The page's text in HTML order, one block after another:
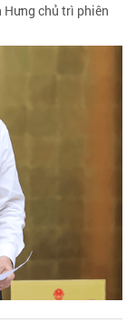
Hưng chủ trì phiên